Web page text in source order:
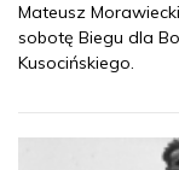
Mateusz
sobotę Biegu dla
Kusocińskiego.